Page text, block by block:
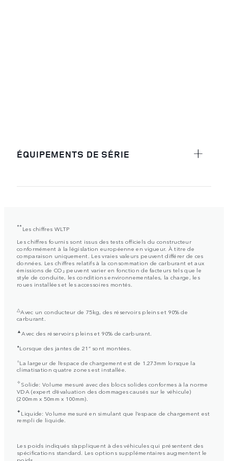
ÉQUIPEMENTS DE SÉRIE
**Les chiffres WLTP
Les chiffres fournis sont issus des tests officiels du constructeur
conformément à la législation européenne en vigueur. À titre de
comparaison uniquement. Les vraies valeurs peuvent différer de ces
données. Les chiffres relatifs à la consommation de carburant et aux
émissions de CO₂ peuvent varier en fonction de facteurs tels que le
style de conduite, les conditions environnementales, la charge, les
roues installées et les accessoires montés.
△ Avec un conducteur de 75kg, des réservoirs pleins et 90% de
carburant.
▲Avec des réservoirs pleins et 90% de carburant.
⬧Lorsque des jantes de 21” sont montées.
⬨La largeur de l’espace de chargement est de 1.273mm lorsque la
climatisation quatre zones est installée.
✧Solide: Volume mesuré avec des blocs solides conformes à la norme
VDA (expert d’évaluation des dommages causés sur le véhicule)
(200mm x 50mm x 100mm).
✦Liquide: Volume mesuré en simulant que l’espace de chargement est
rempli de liquide.
Les poids indiqués s’appliquent à des véhicules qui présentent des
spécifications standard. Les options supplémentaires augmentent le